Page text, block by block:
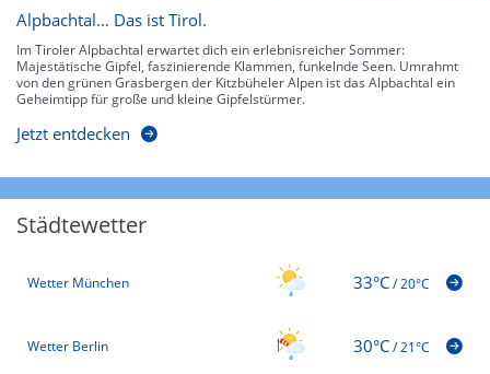
Alpbachtal… Das ist Tirol.
Im Tiroler Alpbachtal erwartet dich ein erlebnisreicher Sommer:
Majestätische Gipfel, faszinierende Klammen, funkelnde Seen. Umrahmt
von den grünen Grasbergen der Kitzbüheler Alpen ist das Alpbachtal ein
Geheimtipp für große und kleine Gipfelstürmer.
Jetzt entdecken
Städtewetter
Wetter München 33°C/20°C
Wetter Berlin 30°C/21°C